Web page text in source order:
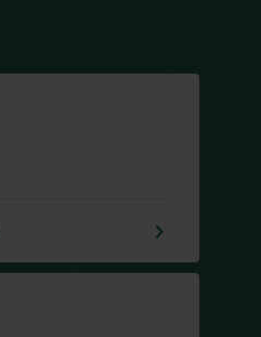
keyboard_arrow_right